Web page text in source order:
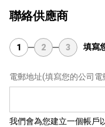
聯絡供應商
1 2 3 填寫
電郵地址(填寫您的公司
我們會為您建立一個帳戶